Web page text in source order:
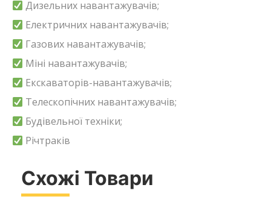
Дизельних навантажувачів;
Електричних навантажувачів;
Газових навантажувачів;
Міні навантажувачів;
Екскаваторів-навантажувачів;
Телескопічних навантажувачів;
Будівельної техніки;
Річтраків
Схожі Товари